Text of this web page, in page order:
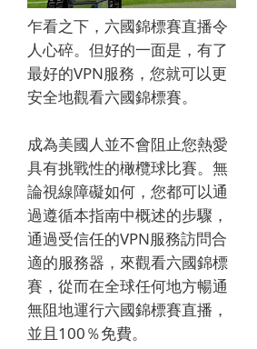
乍看之下， 六國錦標賽直播令
人心碎。 但好的一面是，有了
最好的VPN服務，您就可以更
安全地觀看六國錦標賽。
成為美國人並不會阻止您熱愛
具有挑戰性的橄欖球比賽。 無
論視線障礙如何，您都可以通
過遵循本指南中概述的步驟，
通過受信任的VPN服務訪問合
適的服務器，來觀看六國錦標
賽 ，從而在全球任何地方暢通
無阻地運行六國錦標賽直播，
並且100％免費。